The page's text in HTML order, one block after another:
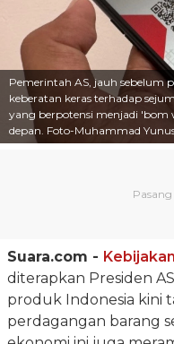
Pemerintah AS, jauh sebelum
keberatan keras terhadap
yang berpotensi menjadi 'bom
depan. Foto-Muhammad
Suara.com -
diterapkan Presiden
produk Indonesia kini
perdagangan barang